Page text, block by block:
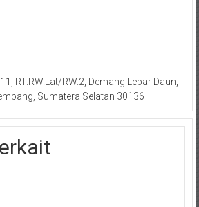
RT.RW.Lat/RW.2, Demang Lebar Daun,
Sumatera Selatan 30136